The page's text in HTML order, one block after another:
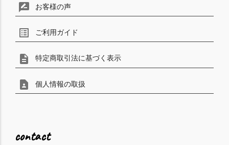
rate_review お客様の声
list_alt ご利用ガイド
description 特定商取引法に基づく表示
contact_page 個人情報の取扱
contact